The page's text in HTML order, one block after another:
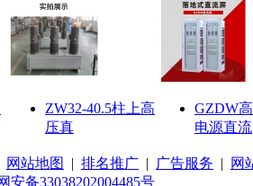
ZW32-40.5柱上高
压真
GZDW
电源直流
网站地图 | 排名推广 | 广告服务 | 网
安备33038202004485号